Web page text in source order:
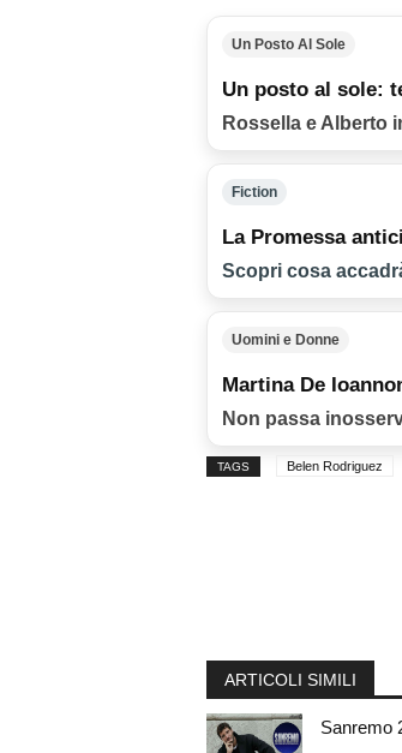
Un Posto Al Sole
Un posto al sole:
Rossella e Alberto
Fiction
La Promessa
Scopri cosa
Uomini e Donne
Martina De
Non passa
TAGS Belen Rodriguez
ARTICOLI SIMILI
Sanremo